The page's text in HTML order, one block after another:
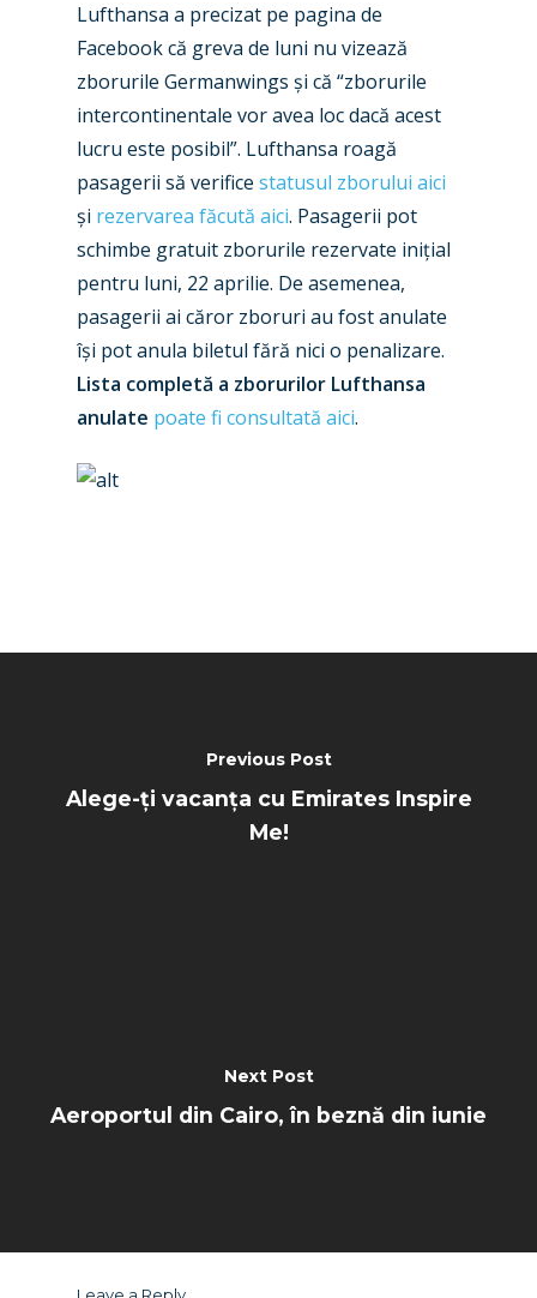
Lufthansa a precizat pe pagina de
Facebook că greva de luni nu vizează
zborurile Germanwings și că “zborurile
intercontinentale vor avea loc dacă acest
lucru este posibil”. Lufthansa roagă
pasagerii să verifice statusul zborului aici
și rezervarea făcută aici. Pasagerii pot
schimbe gratuit zborurile rezervate inițial
pentru luni, 22 aprilie. De asemenea,
pasagerii ai căror zboruri au fost anulate
își pot anula biletul fără nici o penalizare.
Lista completă a zborurilor Lufthansa
anulate poate fi consultată aici.
Previous Post
Alege-ți vacanța cu Emirates Inspire
Me!
Next Post
Aeroportul din Cairo, în beznă din iunie
Leave a Reply
Farnborough 2024
Paris 2023
Farnborough 2022
Dubai 2019
Military
Trip Reports
Marketplace
Jobs
Contact